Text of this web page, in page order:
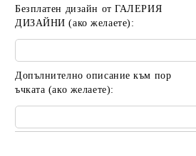
Безплатен дизайн от ГАЛЕРИЯ
ДИЗАЙНИ (ако желаете):
Допълнително описание към пор
ъчката (ако желаете):